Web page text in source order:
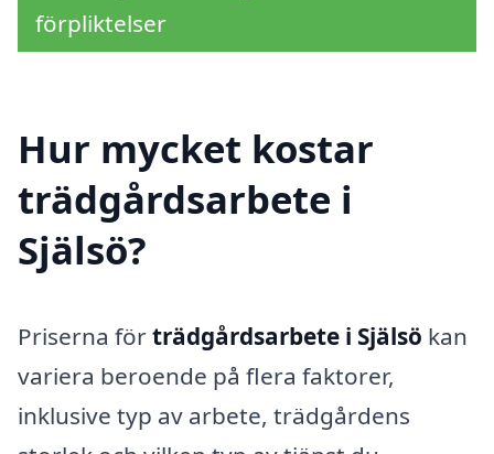
förpliktelser
Hur mycket kostar
trädgårdsarbete i
Själsö?
Priserna förträdgårdsarbete i Själsö kan
variera beroende på flera faktorer,
inklusive typ av arbete, trädgårdens